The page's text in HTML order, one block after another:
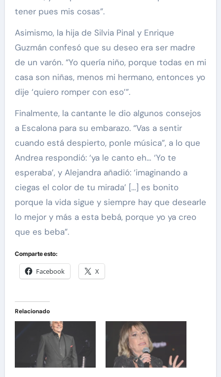
tener pues mis cosas”.
Asimismo, la hija de Silvia Pinal y Enrique
Guzmán confesó que su deseo era ser madre
de un varón. “Yo quería niño, porque todas en mi
casa son niñas, menos mi hermano, entonces yo
dije ‘quiero romper con eso’”.
Finalmente, la cantante le dio algunos consejos
a Escalona para su embarazo. “Vas a sentir
cuando está despierto, ponle música”, a lo que
Andrea respondió: ‘ya le canto eh… ‘Yo te
esperaba’, y Alejandra añadió: ‘imaginando a
ciegas el color de tu mirada’ […] es bonito
porque la vida sigue y siempre hay que desearle
lo mejor y más a esta bebá, porque yo ya creo
que es beba”.
Comparte esto:
Facebook X
Relacionado